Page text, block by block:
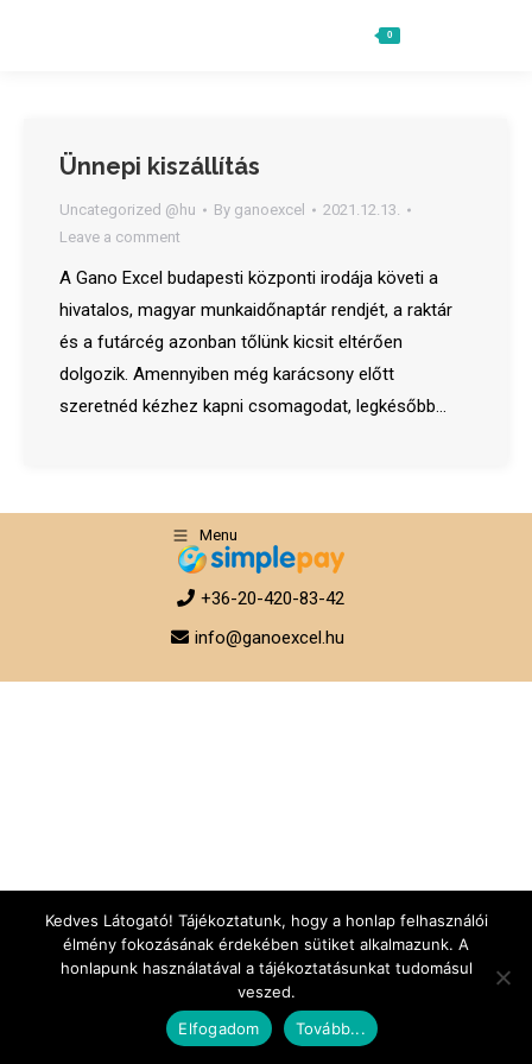
0
Ünnepi kiszállítás
Uncategorized @hu By ganoexcel
2021.12.13.
Leave a comment
A Gano Excel budapesti központi irodája követi a
hivatalos, magyar munkaidőnaptár rendjét, a raktár
és a futárcég azonban tőlünk kicsit eltérően
dolgozik. Amennyiben még karácsony előtt
szeretnéd kézhez kapni csomagodat, legkésőbb…
Menu
+36-20-420-83-42
info@ganoexcel.hu
Kedves Látogató! Tájékoztatunk, hogy a honlap felhasználói
élmény fokozásának érdekében sütiket alkalmazunk. A
honlapunk használatával a tájékoztatásunkat tudomásul
veszed.
Elfogadom
Tovább...